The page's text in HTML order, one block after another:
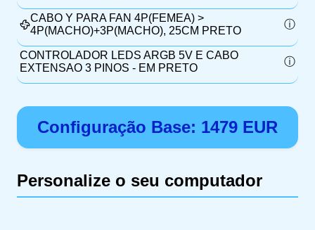
CABO Y PARA FAN 4P(FEMEA) >
4P(MACHO)+3P(MACHO), 25CM PRETO
CONTROLADOR LEDS ARGB 5V E CABO
EXTENSAO 3 PINOS - EM PRETO
Configuração Base: 1479 EUR
Personalize o seu computador